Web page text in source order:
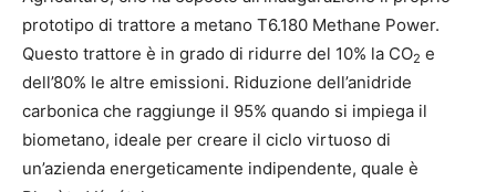
prototipo di trattore a metano T6.180 Methane Power.
Questo trattore è in grado di ridurre del 10% la CO2 e
dell’80% le altre emissioni. Riduzione dell’anidride
carbonica che raggiunge il 95% quando si impiega il
biometano, ideale per creare il ciclo virtuoso di
un’azienda energeticamente indipendente, quale è